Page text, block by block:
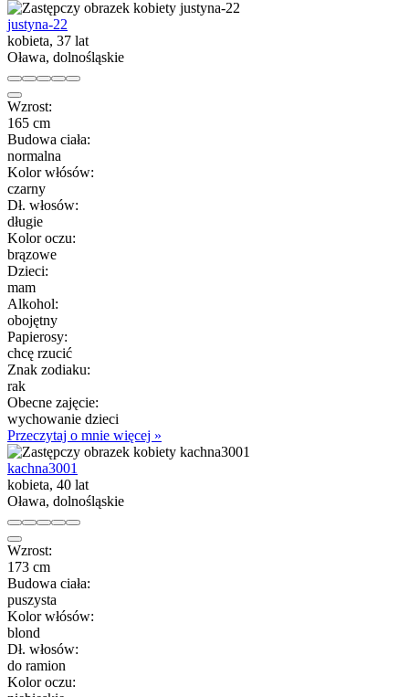
justyna-22
kobieta, 37 lat
Oława, dolnośląskie
Wzrost:
165 cm
Budowa ciała:
normalna
Kolor włósów:
czarny
Dł. włosów:
długie
Kolor oczu:
brązowe
Dzieci:
mam
Alkohol:
obojętny
Papierosy:
chcę rzucić
Znak zodiaku:
rak
Obecne zajęcie:
wychowanie dzieci
Przeczytaj o mnie więcej »
kachna3001
kobieta, 40 lat
Oława, dolnośląskie
Wzrost:
173 cm
Budowa ciała:
puszysta
Kolor włósów:
blond
Dł. włosów:
do ramion
Kolor oczu: